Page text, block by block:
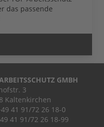
das passende
GMBH
3
Kaltenkirchen
41 91/72 26 18-0
41 91/72 26 18-99